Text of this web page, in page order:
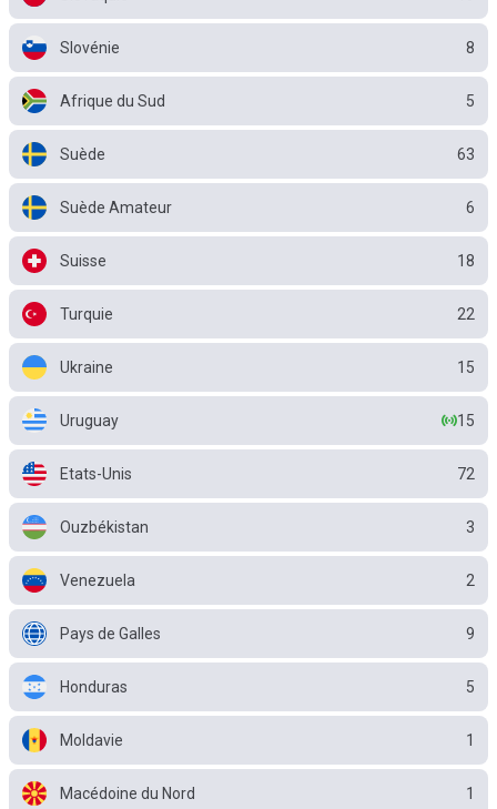
Slovénie 8
Afrique du Sud 5
Suède 63
Suède Amateur 6
Suisse 18
Turquie 22
Ukraine 15
Uruguay 15
Etats-Unis 72
Ouzbékistan 3
Venezuela 2
Pays de Galles 9
Honduras 5
Moldavie 1
Macédoine du Nord 1